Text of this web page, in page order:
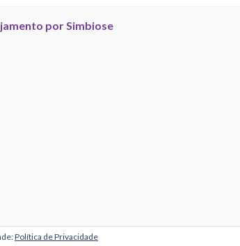
por Simbiose
Política de Privacidade